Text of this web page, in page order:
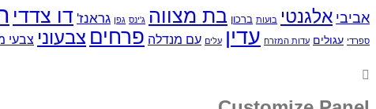
אביבי אלגנטי בועות ברכון בת מצווה ג'ינס גפן גראנז' דו צדדי
ספרדי עגולים עדות המזרח עדין עלים עם מנדלה פרחים צבעוני צבעי